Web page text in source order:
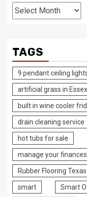
Archives
TAGS
9 pendant ceiling
artificial grass in Essex
built in wine cooler
drain cleaning service
hot tubs for sale
manage your finances
Rubber Flooring Texas
smart Smart